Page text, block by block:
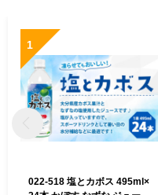
1
022-518 塩とカボス 495ml×